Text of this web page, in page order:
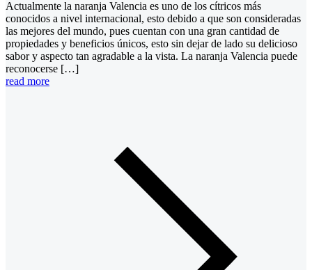
Actualmente la naranja Valencia es uno de los cítricos más
conocidos a nivel internacional, esto debido a que son consideradas
las mejores del mundo, pues cuentan con una gran cantidad de
propiedades y beneficios únicos, esto sin dejar de lado su delicioso
sabor y aspecto tan agradable a la vista. La naranja Valencia puede
reconocerse […]
read more